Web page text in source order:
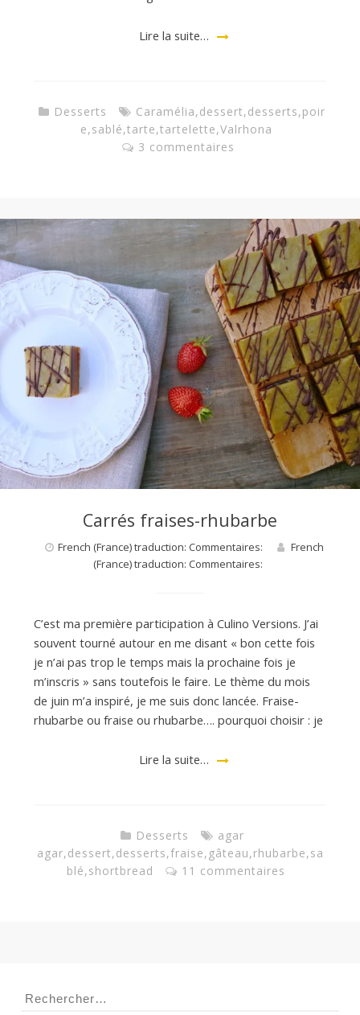
Lire la suite…
Desserts Caramélia,dessert,desserts,poir
e,sablé,tarte,tartelette,Valrhona
3 commentaires
Carrés fraises-rhubarbe
French (France) traduction: Commentaires:
French
(France) traduction: Commentaires:
C’est ma première participation à Culino Versions. J’ai
souvent tourné autour en me disant « bon cette fois
je n’ai pas trop le temps mais la prochaine fois je
m’inscris » sans toutefois le faire. Le thème du mois
de juin m’a inspiré, je me suis donc lancée. Fraise-
rhubarbe ou fraise ou rhubarbe…. pourquoi choisir : je
Lire la suite…
Desserts
agar
agar,dessert,desserts,fraise, gâteau,rhubarbe,sa
blé,shortbread 11 commentaires
Rechercher :